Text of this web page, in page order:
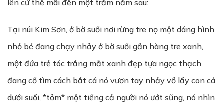
lên cứ thế mãi đến một trăm năm sau:
Tại núi Kim Sơn, ở bờ suối nơi rừng tre nọ một dáng hình
nhỏ bé đang chạy nhảy ở bờ suối gần hàng tre xanh,
một đứa trẻ tóc trắng mắt xanh đẹp tựa ngọc thạch
đang cố tìm cách bắt cá nó vươn tay nhảy vồ lấy con cá
dưới suối, *tỏm* một tiếng cả người nó ướt sũng, nó nhìn